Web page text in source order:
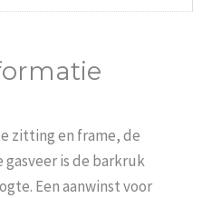
zitting en frame, de
gasveer is de barkruk
Een aanwinst voor